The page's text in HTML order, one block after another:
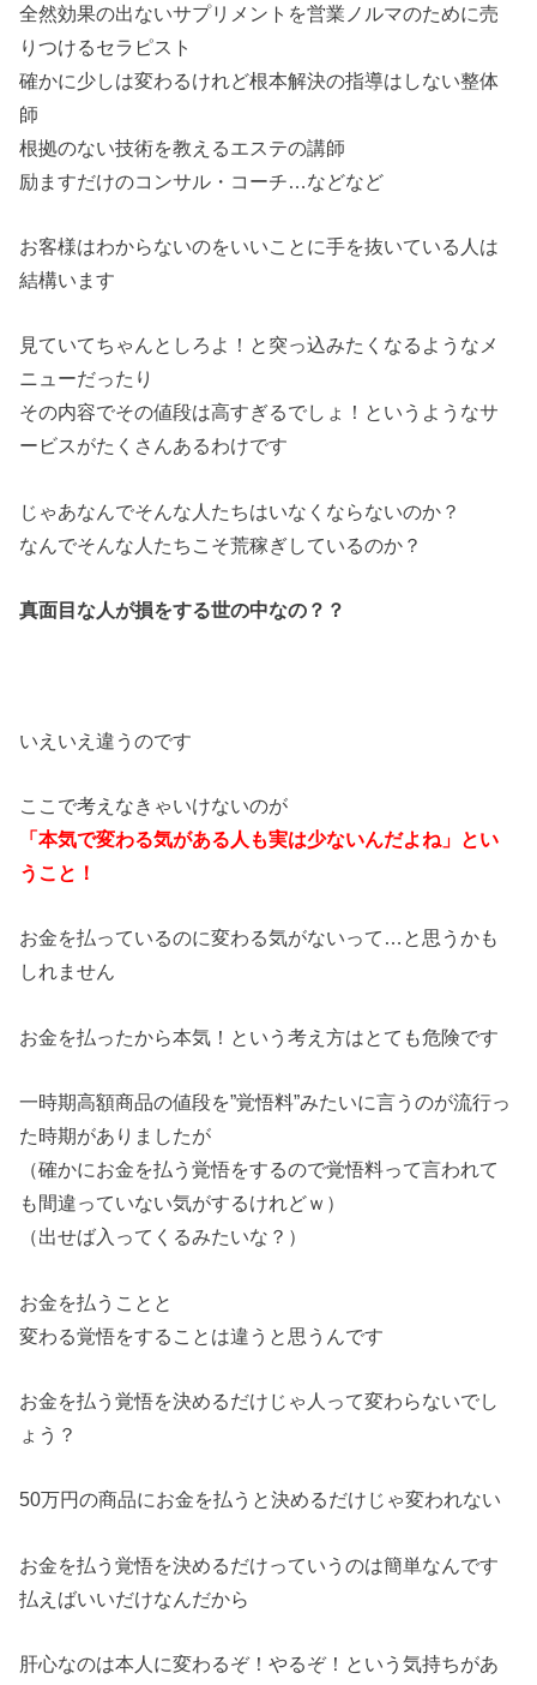
全然効果の出ないサプリメントを営業ノルマのために売
りつけるセラピスト
確かに少しは変わるけれど根本解決の指導はしない整体
師
根拠のない技術を教えるエステの講師
励ますだけのコンサル・コーチ…などなど
お客様はわからないのをいいことに手を抜いている人は
結構います
見ていてちゃんとしろよ！と突っ込みたくなるようなメ
ニューだったり
その内容でその値段は高すぎるでしょ！というようなサ
ービスがたくさんあるわけです
じゃあなんでそんな人たちはいなくならないのか？
なんでそんな人たちこそ荒稼ぎしているのか？
真面目な人が損をする世の中なの？？
いえいえ違うのです
ここで考えなきゃいけないのが
「本気で変わる気がある人も実は少ないんだよね」とい
うこと！
お金を払っているのに変わる気がないって…と思うかも
しれません
お金を払ったから本気！という考え方はとても危険です
一時期高額商品の値段を”覚悟料”みたいに言うのが流行っ
た時期がありましたが
（確かにお金を払う覚悟をするので覚悟料って言われて
も間違っていない気がするけれどｗ）
（出せば入ってくるみたいな？）
お金を払うことと
変わる覚悟をすることは違うと思うんです
お金を払う覚悟を決めるだけじゃ人って変わらないでし
ょう？
50万円の商品にお金を払うと決めるだけじゃ変われない
お金を払う覚悟を決めるだけっていうのは簡単なんです
払えばいいだけなんだから
肝心なのは本人に変わるぞ！やるぞ！という気持ちがあ